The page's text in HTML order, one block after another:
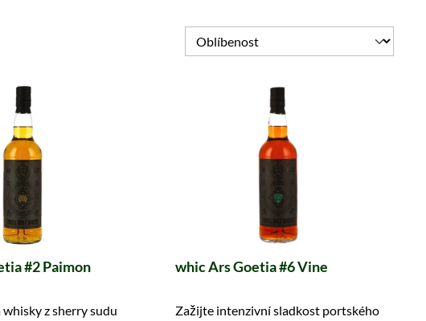
#2 Paimon
z sherry sudu
whic Ars Goetia #6 Vine
Zažijte intenzivní sladkost portského